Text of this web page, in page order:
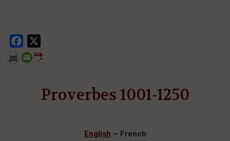
Facebook
Proverbes 1001-1250
English – French